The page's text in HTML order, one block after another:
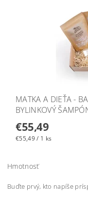
MATKA A DIEŤA -
BYLINKOVÝ
€55,49
€55,49 / 1 ks
Hmotnosť
Buďte prvý, kto napíše